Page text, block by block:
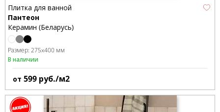
Плитка для ванной
Пантеон
Керамин (Беларусь)
Размер: 275x400 мм
В наличии
от 599 руб./м2